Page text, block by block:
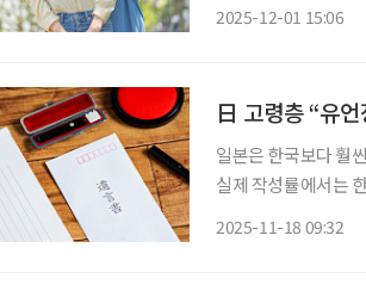
2025-12-01 15:06
日 고령층 “유
일본은 한국보다 훨
실제 작성률에서는
2025-11-18 09:32